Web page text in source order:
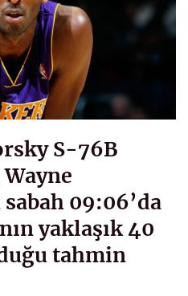
S-76B
sabah 09:06’da
yaklaşık 40
tahmin